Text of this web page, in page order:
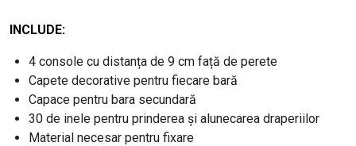
INCLUDE:
4 console cu distanța de 9 cm față de perete
Capete decorative pentru fiecare bară
Capace pentru bara secundară
30 de inele pentru prinderea și alunecarea draperiilor
Material necesar pentru fixare